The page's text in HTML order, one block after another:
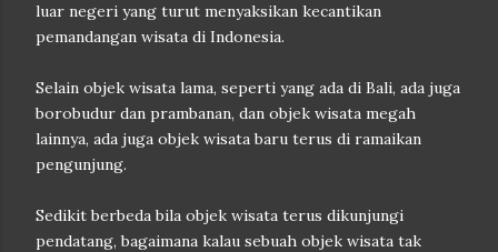
luar negeri yang turut menyaksikan kecantikan
pemandangan wisata di Indonesia.
Selain objek wisata lama, seperti yang ada di Bali, ada juga
borobudur dan prambanan, dan objek wisata megah
lainnya, ada juga objek wisata baru terus di ramaikan
pengunjung.
Sedikit berbeda bila objek wisata terus dikunjungi
pendatang, bagaimana kalau sebuah objek wisata tak